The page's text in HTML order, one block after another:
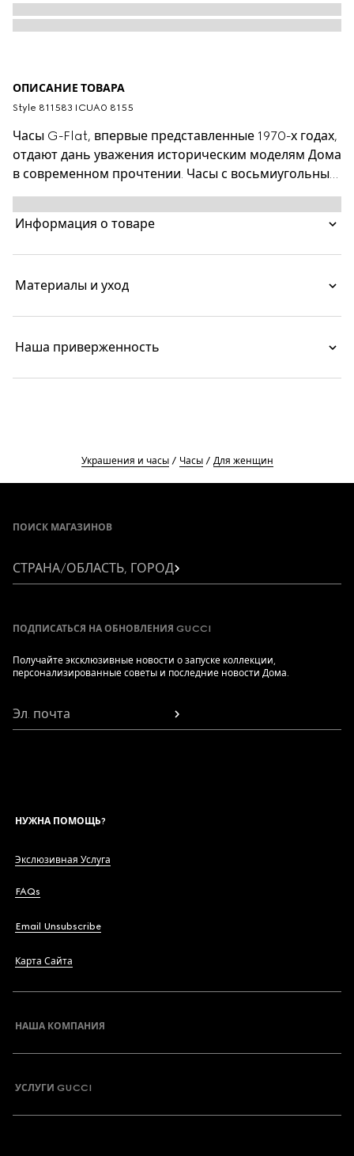
ОПИСАНИЕ ТОВАРА
Style ‎811583 ICUA0 8155
Часы G-Flat, впервые представленные 1970-х годах,
отдают дань уважения историческим моделям Дома
в современном прочтении. Часы с восьмиугольным
силуэтом и многослойным профилем вдохновлены
архитектурным ландшафтом 1970-х годов. Эти часы
выполнены из нержавеющей стали с циферблатом
Информация о товаре
Материалы и уход
Наша приверженность
Украшения и часы Часы Для женщин
ПОИСК МАГАЗИНОВ
СТРАНА/ОБЛАСТЬ, ГОРОД
ПОДПИСАТЬСЯ НА ОБНОВЛЕНИЯ GUCCI
Получайте эксклюзивные новости о запуске коллекции,
персонализированные советы и последние новости Дома.
Эл. почта
НУЖНА ПОМОЩЬ?
Экслюзивная Услуга
FAQs
Email Unsubscribe
Карта Сайта
НАША КОМПАНИЯ
УСЛУГИ GUCCI